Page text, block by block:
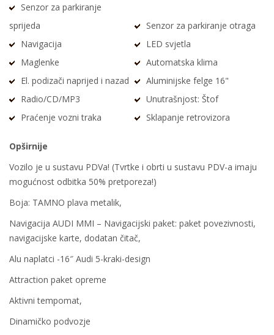
Senzor za parkiranje
sprijeda
Senzor za parkiranje otraga
Navigacija
LED svjetla
Maglenke
Automatska klima
El. podizači naprijed i nazad
Aluminijske felge 16"
Radio/CD/MP3
Unutrašnjost: Štof
Praćenje vozni traka
Sklapanje retrovizora
Opširnije
Vozilo je u sustavu PDVa! (Tvrtke i obrti u sustavu PDV-a imaju
mogućnost odbitka 50% pretporeza!)
Boja: TAMNO plava metalik,
Navigacija AUDI MMI – Navigacijski paket: paket povezivnosti,
navigacijske karte, dodatan čitač,
Alu naplatci -16″ Audi 5-kraki-design
Attraction paket opreme
Aktivni tempomat,
Dinamičko podvozje